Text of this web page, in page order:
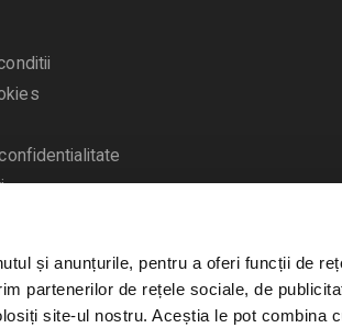
și anunțurile, pentru a oferi funcții de
partenerilor de rețele sociale, de
site-ul nostru. Aceștia le pot combina